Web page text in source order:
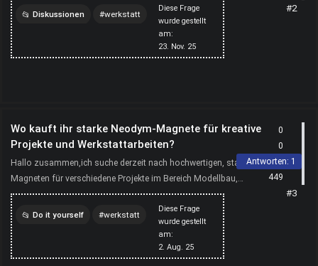
Diese Frage
wurde gestellt
am:
23. Nov. 25
Diskussionen werkstatt
#2
Wo kauft ihr starke Neodym-Magnete für kreative
Projekte und Werkstattarbeiten?
Hallo zusammen,ich suche derzeit nach hochwertigen, starken
Magneten für verschiedene Projekte im Bereich Modellbau,
Werkstatt und auch ein paar Experimente mit Sensorik....
Diese Frage
wurde gestellt
am:
2. Aug. 25
Do it yourself werkstatt
0
0
Antworten: 1
449
#3